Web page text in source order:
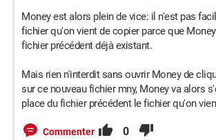
Money est alors plein de vice: il n'est pas
fichier qu'on vient de copier parce que
fichier précédent déjà existant.
Mais rien n'interdit sans ouvrir Money de
sur ce nouveau fichier mny, Money va alors
place du fichier précédent le fichier qu'on
Commenter 0